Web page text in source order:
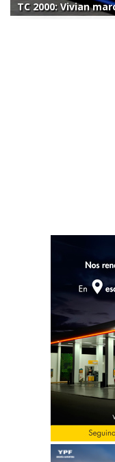
TC 2000: Vivian